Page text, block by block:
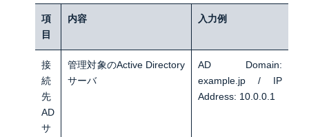
項
目
内容 入力例
接
続
先
AD
サ
管理対象のActive Directory
サーバ
AD Domain:
example.jp / IP
Address: 10.0.0.1